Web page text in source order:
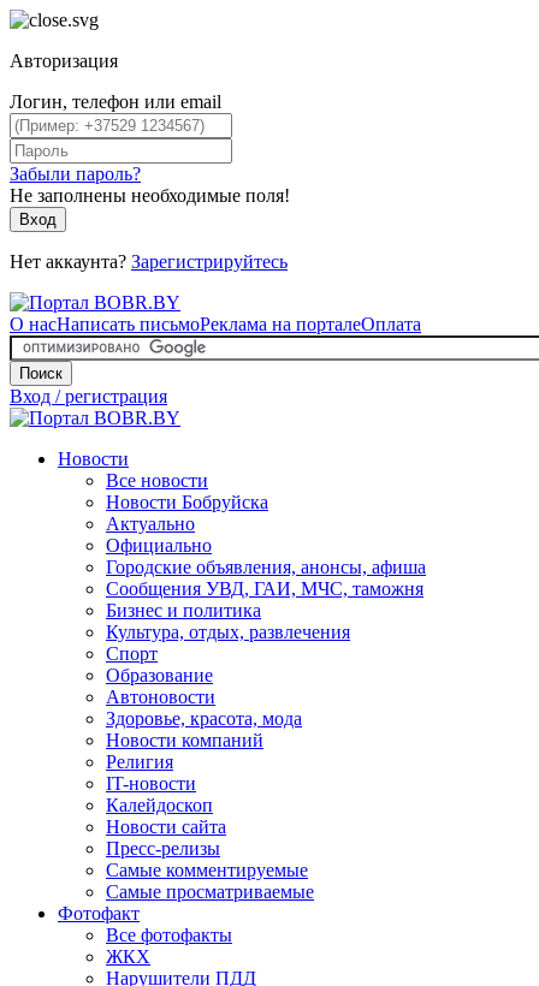
Авторизация
Логин, телефон или email
Забыли пароль?
Не заполнены необходимые поля!
Вход
Нет аккаунта? Зарегистрируйтесь
О насНаписать письмоРеклама на порталеОплата
Поиск
Вход / регистрация
Новости
Все новости
Новости Бобруйска
Актуально
Официально
Городские объявления, анонсы, афиша
Сообщения УВД, ГАИ, МЧС, таможня
Бизнес и политика
Культура, отдых, развлечения
Спорт
Образование
Автоновости
Здоровье, красота, мода
Новости компаний
Религия
IT-новости
Калейдоскоп
Новости сайта
Пресс-релизы
Самые комментируемые
Самые просматриваемые
Фотофакт
Все фотофакты
ЖКХ
Нарушители ПДД